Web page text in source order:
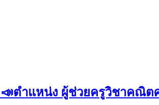
📣ตำแหน่ง ผู้ช่วยครูวิชาคณิต